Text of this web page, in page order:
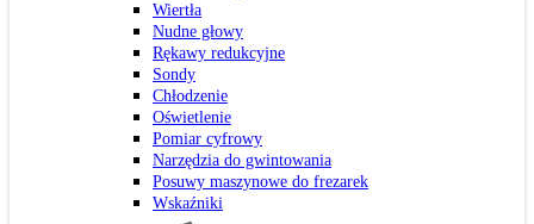
Wiertła
Nudne głowy
Rękawy redukcyjne
Sondy
Chłodzenie
Oświetlenie
Pomiar cyfrowy
Narzędzia do gwintowania
Posuwy maszynowe do frezarek
Wskaźniki